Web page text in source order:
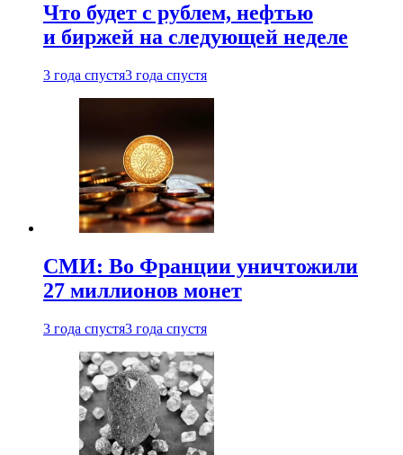
Что будет с рублем, нефтью
и биржей на следующей неделе
3 года спустя3 года спустя
СМИ: Во Франции уничтожили
27 миллионов монет
3 года спустя3 года спустя